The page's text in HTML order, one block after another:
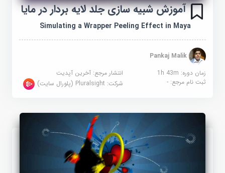
آموزش شبیه سازی جلد لایه بردار در مایا
Simulating a Wrapper Peeling Effect in Maya
Pankaj Malik
زمان دوره: 1h 43m
انتشار مرجع:آخرین آپدیت
ثبت نام مرجع:- شرکت:Pluralsight (پلورال سایت)